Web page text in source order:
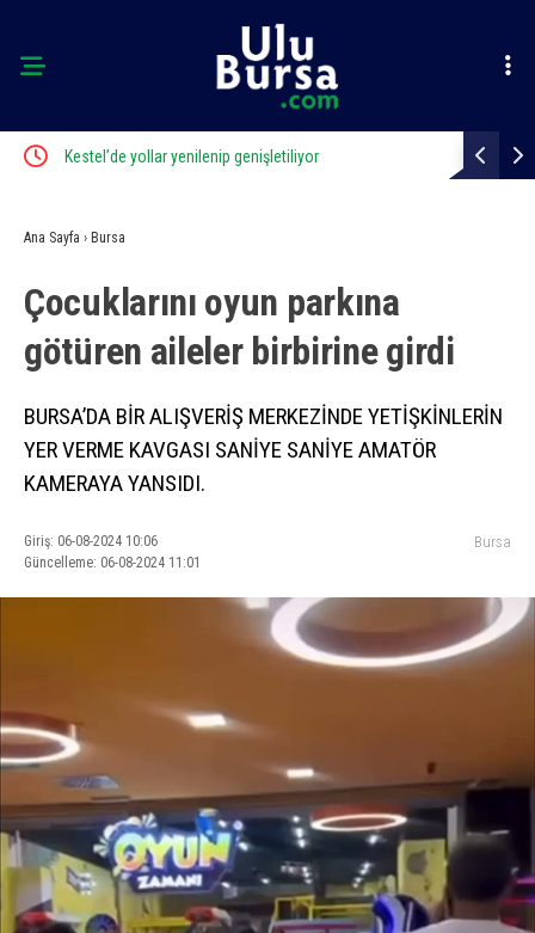
Kestel’de yollar yenilenip genişletiliyor Bursa’da
Ana Sayfa › Bursa
Çocuklarını oyun parkına
götüren aileler birbirine girdi
BURSA’DA BİR ALIŞVERİŞ MERKEZİNDE YETİŞKİNLERİN
YER VERME KAVGASI SANİYE SANİYE AMATÖR
KAMERAYA YANSIDI.
Giriş: 06-08-2024 10:06
Güncelleme: 06-08-2024 11:01
Bursa